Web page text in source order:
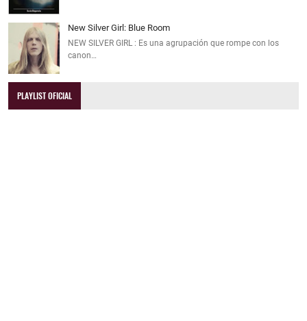
New Silver Girl: Blue Room
NEW SILVER GIRL : Es una agrupación que rompe con los
canon…
PLAYLIST OFICIAL